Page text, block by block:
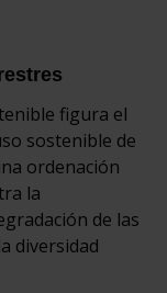
figura el
sostenible de
ordenación
la
de las
diversidad